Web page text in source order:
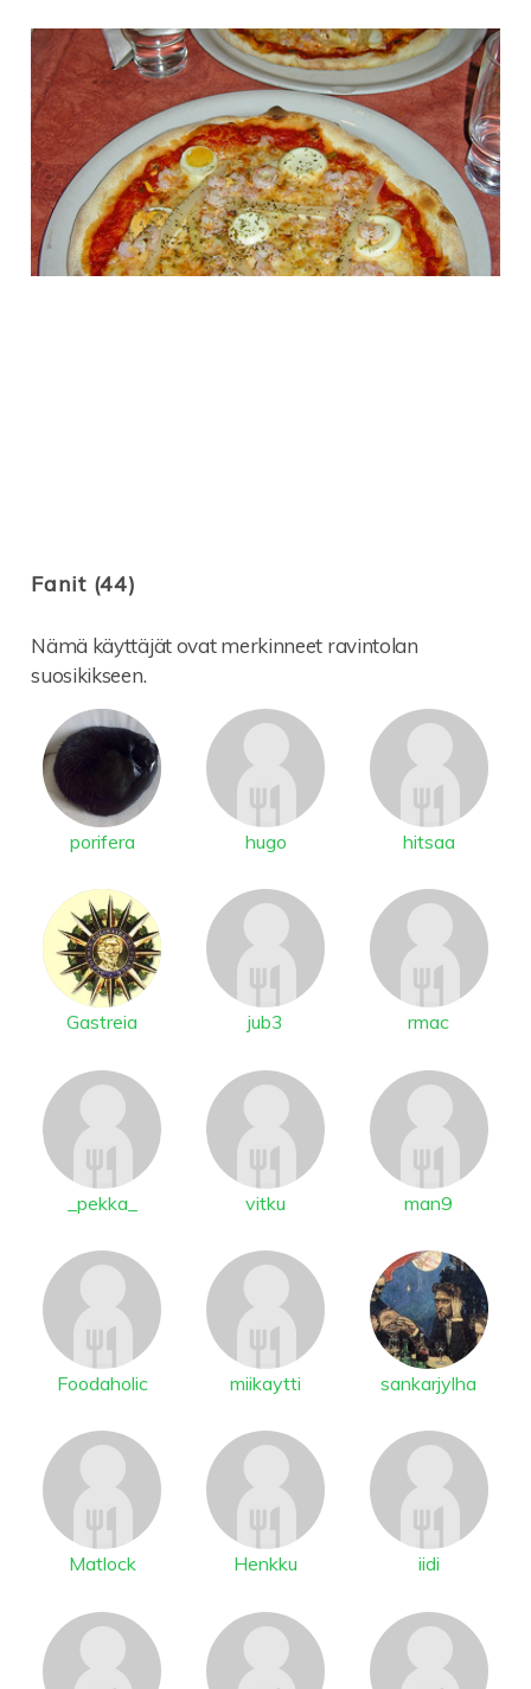
Fanit (44)
Nämä käyttäjät ovat merkinneet ravintolan
suosikikseen.
porifera hugo hitsaa
Gastreia jub3 rmac
_pekka_ vitku man9
Foodaholic miikaytti sankarjylha
Matlock Henkku iidi